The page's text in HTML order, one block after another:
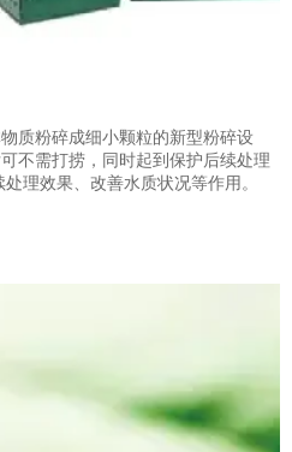
质粉碎成细小颗粒的新型粉碎设
不需打捞，同时起到保护后续处理
理效果、改善水质状况等作用。